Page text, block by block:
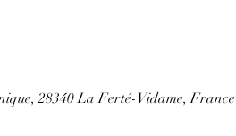
28340 La Ferté-Vidame, France